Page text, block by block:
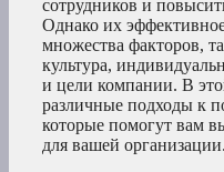
сотрудников и
Однако их
множества факторов,
культура,
и цели компании. В
различные подходы к
которые помогут вам
для вашей организации.